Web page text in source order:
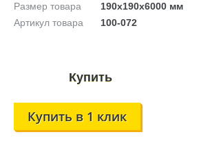
Размер товара
190x190х6000 мм
Артикул товара
100-072
Купить в 1 клик